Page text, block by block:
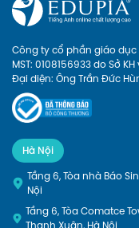
mang đến cho con những
thú vị gì nhé
Công ty cổ phần giáo dục
MST: 0108156933 do Sở
Đại diện: Ông Trần Đức
Hà Nội
Tầng 6, Tòa nhà Báo
Nội
Tầng 6, Tòa Comatce